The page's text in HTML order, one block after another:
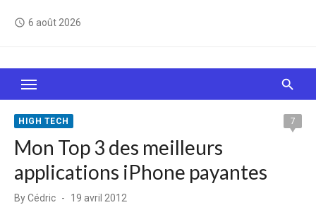
access_time 6 août 2026
Le Web, c'est comme une boîte de chocolats… On
sait jamais sur quoi on va tomber !
HIGH TECH 7
Mon Top 3 des meilleurs
applications iPhone payantes
ByCédric
Posted
19 avril 2012